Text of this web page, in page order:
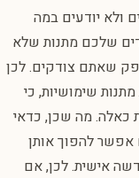
ולא יודעים במה
שלכם מתנות שלא
שאתם צודקים. לכן
שימושיות, כי
כאלה. מה שכן, כדאי
להפוך אותן
אישית. לכן, אם